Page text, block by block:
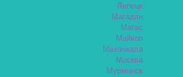
Липецк
Магадан
Магас
Майкоп
Махачкала
Москва
Мурманск